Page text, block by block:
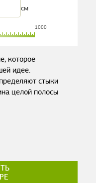
см
1000
которое
идее.
стыки
целой полосы